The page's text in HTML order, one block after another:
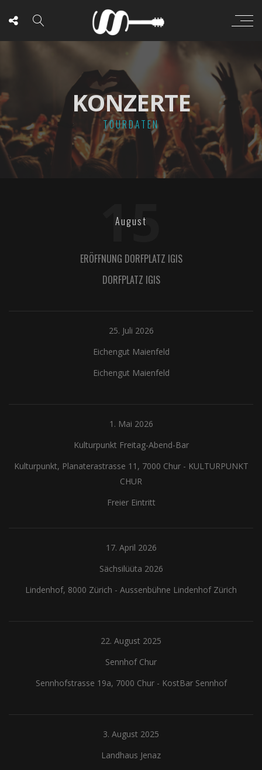
KONZERTE
TOURDATEN
15
August
ERÖFFNUNG DORFPLATZ IGIS
DORFPLATZ IGIS
25. Juli 2026
Eichengut Maienfeld
Eichengut Maienfeld
1. Mai 2026
Kulturpunkt Freitag-Abend-Bar
Kulturpunkt, Planaterastrasse 11, 7000 Chur- KULTURPUNKT
CHUR
Freier Eintritt
17. April 2026
Sächsilüüta 2026
Lindenhof, 8000 Zürich - Aussenbühne Lindenhof Zürich
22. August 2025
Sennhof Chur
Sennhofstrasse 19a, 7000 Chur- KostBar Sennhof
3. August 2025
Landhaus Jenaz